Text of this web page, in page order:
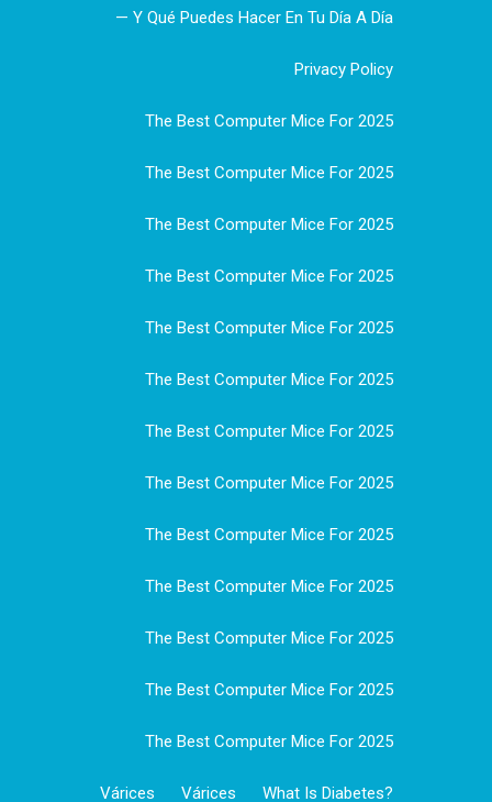
— Y Qué Puedes Hacer En Tu Día A Día
Privacy Policy
The Best Computer Mice For 2025
The Best Computer Mice For 2025
The Best Computer Mice For 2025
The Best Computer Mice For 2025
The Best Computer Mice For 2025
The Best Computer Mice For 2025
The Best Computer Mice For 2025
The Best Computer Mice For 2025
The Best Computer Mice For 2025
The Best Computer Mice For 2025
The Best Computer Mice For 2025
The Best Computer Mice For 2025
The Best Computer Mice For 2025
Várices Várices What Is Diabetes?